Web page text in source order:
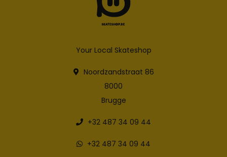
Your Local Skateshop
Noordzandstraat 86
8000
Brugge
+32 487 34 09 44
+32 487 34 09 44